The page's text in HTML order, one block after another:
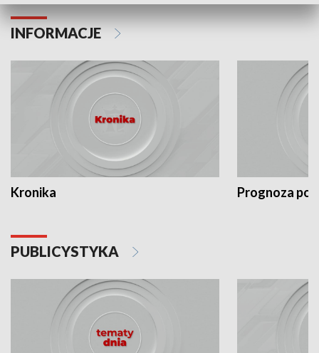
INFORMACJE
Kronika Prognoza
PUBLICYSTYKA